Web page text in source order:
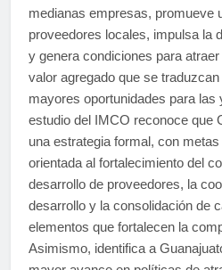
medianas empresas, promueve
proveedores locales, impulsa la
y genera condiciones para
valor agregado que se
mayores oportunidades para las
estudio del IMCO reconoce que
una estrategia formal, con
orientada al fortalecimiento del
desarrollo de proveedores, la
desarrollo y la consolidación de
elementos que fortalecen la
Asimismo, identifica a